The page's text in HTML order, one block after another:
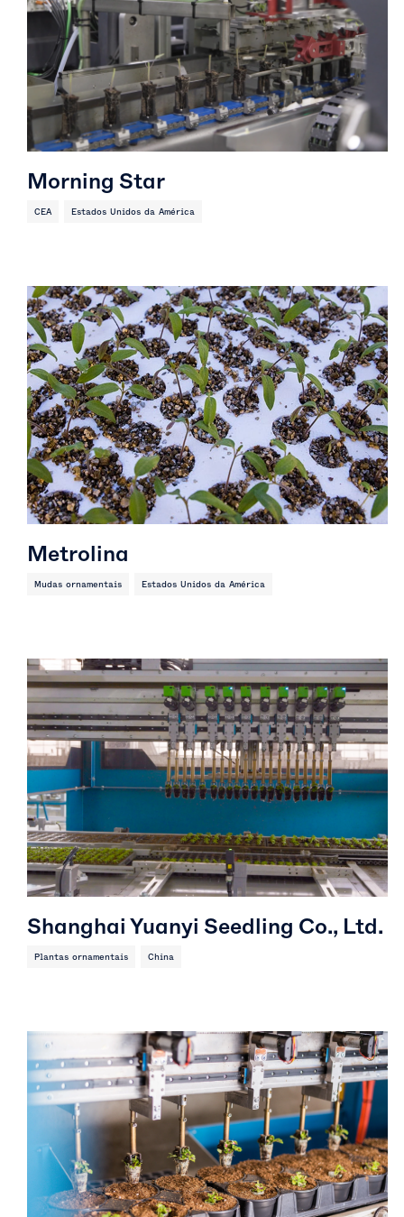
Morning Star
CEA Estados Unidos da América
Metrolina
Mudas ornamentais Estados Unidos da América
Shanghai Yuanyi Seedling Co., Ltd.
Plantas ornamentais China